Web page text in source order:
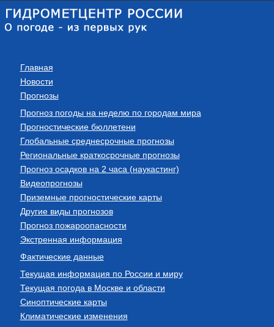
Главная
Новости
Прогнозы
Прогноз погоды на неделю по городам мира
Прогностические бюллетени
Глобальные среднесрочные прогнозы
Региональные краткосрочные прогнозы
Прогноз осадков на 2 часа (наукастинг)
Видеопрогнозы
Приземные прогностические карты
Другие виды прогнозов
Прогноз пожароопасности
Экстренная информация
Фактические данные
Текущая информация по России и миру
Текущая погода в Москве и области
Синоптические карты
Климатические изменения